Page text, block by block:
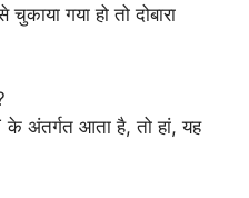
गया हो तो दोबारा
अंतर्गत आता है, तो हां, यह